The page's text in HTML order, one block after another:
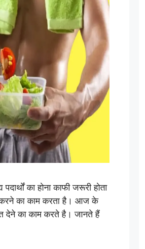
का होना काफी जरूरी होता
करने का काम करता है। आज के
देने का काम करते है। जानते हैं